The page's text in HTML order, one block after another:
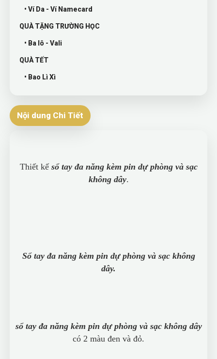
• Ví Da - Ví Namecard
QUÀ TẶNG TRƯỜNG HỌC
• Ba lô - Vali
QUÀ TẾT
• Bao Lì Xì
Nội dung Chi Tiết
Thiết kế sổ tay đa năng kèm pin dự phòng và sạc
không dây.
Sổ tay đa năng kèm pin dự phòng và sạc không
dây.
sổ tay đa năng kèm pin dự phòng và sạc không dây
có 2 màu đen và đỏ.